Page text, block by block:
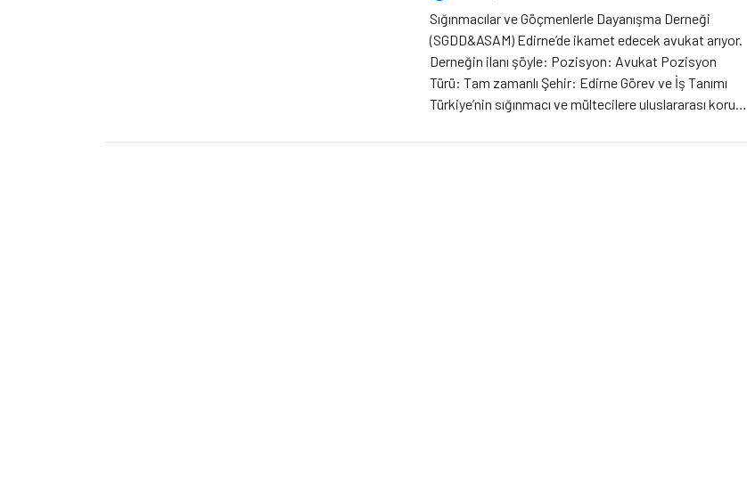
Sığınmacılar ve Göçmenlerle Dayanışma Derneği
(SGDD&ASAM) Edirne’de ikamet edecek avukat arıyor.
Derneğin ilanı şöyle: Pozisyon: Avukat Pozisyon
Türü: Tam zamanlı Şehir: Edirne Görev ve İş Tanımı
Türkiye’nin sığınmacı ve mültecilere uluslararası koruma
sığınmacıların hak ve hizmetlere ulaşmasını sağlamak,